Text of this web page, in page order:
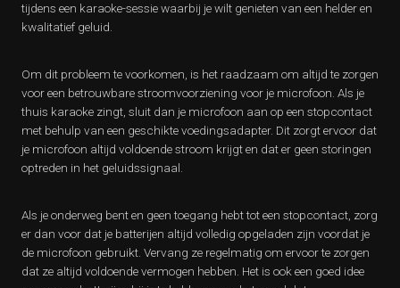
tijdens een karaoke-sessie waarbij je wilt genieten van een helder en
kwalitatief geluid.
Om dit probleem te voorkomen, is het raadzaam om altijd te zorgen
voor een betrouwbare stroomvoorziening voor je microfoon. Als je
thuis karaoke zingt, sluit dan je microfoon aan op een stopcontact
met behulp van een geschikte voedingsadapter. Dit zorgt ervoor dat
je microfoon altijd voldoende stroom krijgt en dat er geen storingen
optreden in het geluidssignaal.
Als je onderweg bent en geen toegang hebt tot een stopcontact, zorg
er dan voor dat je batterijen altijd volledig opgeladen zijn voordat je
de microfoon gebruikt. Vervang ze regelmatig om ervoor te zorgen
dat ze altijd voldoende vermogen hebben. Het is ook een goed idee